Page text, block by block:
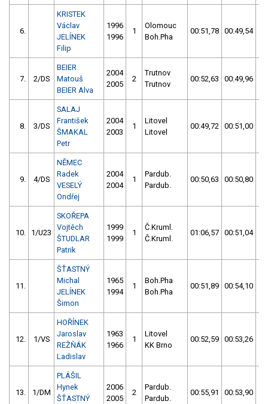
6.
KRISTEK
Václav
JELÍNEK
Filip
1996
1996
1
Olomouc
Boh.Pha
00:51,78 00:49,54
7. 2/DS
BEIER
Matouš
BEIER Alva
2004
2005
2
Trutnov
Trutnov
00:52,63 00:49,96
8. 3/DS
SALAJ
František
ŠMAKAL
Petr
2004
2003
1
Litovel
Litovel
00:49,72 00:51,00
9. 4/DS
NĚMEC
Radek
VESELÝ
Ondřej
2004
2004
1
Pardub.
Pardub.
00:50,63 00:50,80
10. 1/U23
SKOŘEPA
Vojtěch
ŠTUDLAR
Patrik
1999
1999
1
Č.Kruml.
Č.Kruml.
01:06,57 00:51,04
11.
ŠŤASTNÝ
Michal
JELÍNEK
Šimon
1965
1994
1
Boh.Pha
Boh.Pha
00:51,89 00:54,10
12. 1/VS
HOŘÍNEK
Jaroslav
REŽŇÁK
Ladislav
1963
1966
1
Litovel
KK Brno
00:52,59 00:53,26
13. 1/DM
PLÁŠIL
Hynek
ŠŤASTNÝ
2006
2005
2
Pardub.
Pardub.
00:55,91 00:53,90